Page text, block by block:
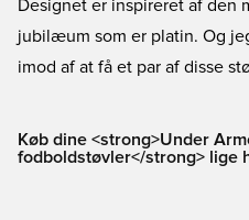
Designet er inspireret af den
jubilæum som er platin. Og
imod af at få et par af disse
Køb dine <strong>Under
fodboldstøvler</strong> lige